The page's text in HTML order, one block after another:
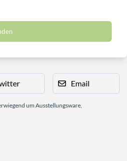
Email
um Ausstellungsware,